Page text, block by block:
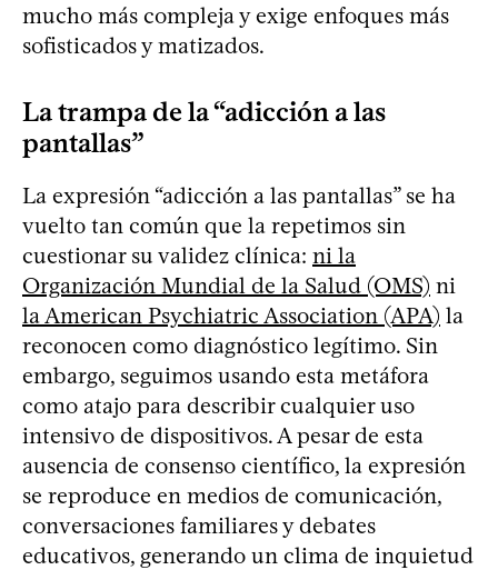
mucho más compleja y exige enfoques más
sofisticados y matizados.
La trampa de la “adicción a las
pantallas”
La expresión “adicción a las pantallas” se ha
vuelto tan común que la repetimos sin
cuestionar su validez clínica: ni la
Organización Mundial de la Salud (OMS) ni
la American Psychiatric Association (APA) la
reconocen como diagnóstico legítimo. Sin
embargo, seguimos usando esta metáfora
como atajo para describir cualquier uso
intensivo de dispositivos. A pesar de esta
ausencia de consenso científico, la expresión
se reproduce en medios de comunicación,
conversaciones familiares y debates
educativos, generando un clima de inquietud